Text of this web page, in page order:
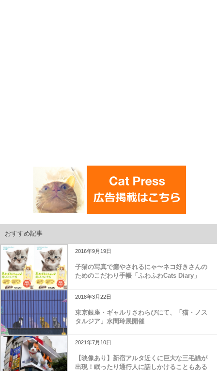
おすすめ記事
2016年9月19日
子猫の写真で癒やされるにゃ〜ネコ好きさんの
ためのこだわり手帳「ふわふわCats Diary」
2018年3月22日
東京銀座・ギャルリさわらびにて、「猫・ノス
タルジア」水間玲展開催
2021年7月10日
【映像あり】新宿アルタ近くに巨大な三毛猫が
出現！眠ったり通行人に話しかけることもある